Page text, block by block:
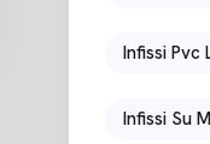
Infissi Pvc
Infissi Su